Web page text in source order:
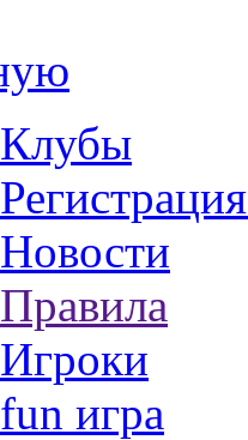
Клубы
Новости
Правила
Игроки
fun игра